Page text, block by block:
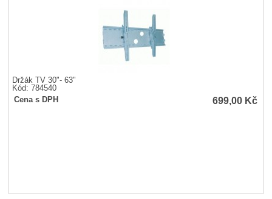
Držák TV 30"- 63"
Kód: 784540
Cena s DPH
699,00 Kč